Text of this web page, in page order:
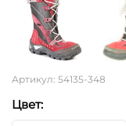
Артикул: 54135-348
Цвет: